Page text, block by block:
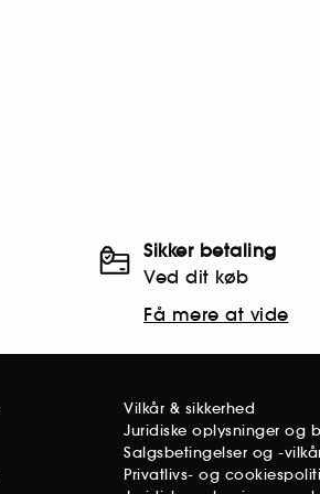
Sikker betaling
Ved dit køb
Få mere at vide
Vilkår & sikkerhed
Juridiske oplysninger og
Salgsbetingelser og -
Privatlivs- og